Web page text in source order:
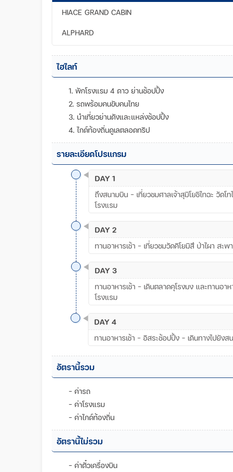
HIACE GRAND CABIN
ALPHARD
ไฮไลท์
1. พักโรงแรม 4 ดาว ย่านช้อปปิ้ง
2. รถพร้อมคนขับคนไทย
3. นำเที่ยวย่านดังและแหล่งช้อปปิ้ง
4. ไกด์ท้องถิ่นดูเลตลอดทริป
รายละเอียดโปรแกรม
DAY 1
ถึงสนามบิน - เที่ยวชมศาลเจ้าสุมิโยชิไทฉะ วัดโ
โรงแรม
DAY 2
ทานอาหารเช้า - เที่ยวชมวัดคิโยมิสึ ป่าไผา สะ
DAY 3
ทานอาหารเช้า - เดินตลาดคุโรงมง และทานอา
โรงแรม
DAY 4
ทานอาหารเช้า - อิสระช้อปปิ้ง - เดินทางไปยังส
อัตรานี้รวม
- ค่ารถ
- ค่าโรงแรม
- ค่าไกด์ท้องถิ่น
อัตรานี้ไม่รวม
- ค่าตั๋วเครื่องบิน